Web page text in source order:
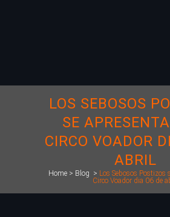
LOS SEBOSOS
SE
CIRCO VOADOR
ABRIL
Home > Blog > Los Sebosos Postizos
Circo Voador dia 06 de